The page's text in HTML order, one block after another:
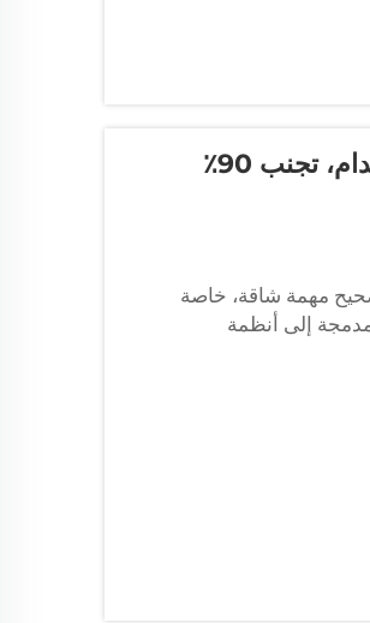
دليل شراء نظام الصوت: من القدرة إلى سcenarios الاستخدام، تجنب 90٪
مهمة شاقة، خاصة
إلى أنظمة